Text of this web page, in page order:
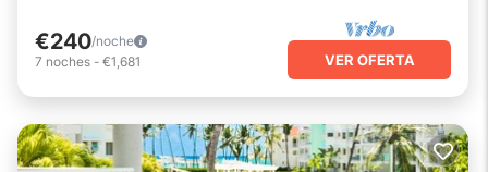
€240/noche
7 noches - €1,681 VER OFERTA